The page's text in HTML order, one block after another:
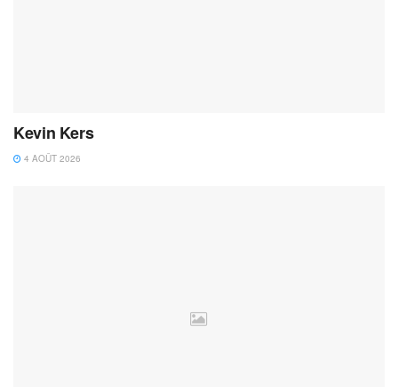
Kevin Kers
4 AOÛT 2026